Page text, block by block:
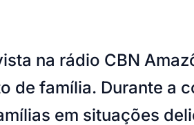
na rádio CBN
família. Durante a
em situações